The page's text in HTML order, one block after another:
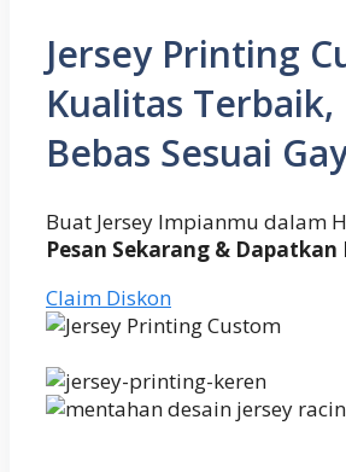
Jersey Printing
Kualitas Terbaik,
Bebas Sesuai
Buat Jersey Impianmu dalam
Pesan Sekarang & Dapatkan
Claim Diskon